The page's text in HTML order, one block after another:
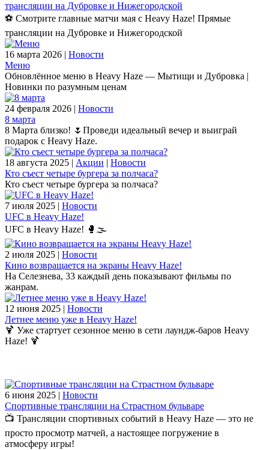
трансляции на Дубровке и Нижегородской
⚽️ Смотрите главные матчи мая с Heavy Haze! Прямые
трансляции на Дубровке и Нижегородской
16 марта 2026 | Новости
Меню
Обновлённое меню в Heavy Haze — Мытищи и Дубровка |
Новинки по разумным ценам
24 февраля 2026 | Новости
8 марта
8 Марта близко! 🌷Проведи идеальный вечер и выиграй
подарок с Heavy Haze.
18 августа 2025 | Акции | Новости
Кто съест четыре бургера за полчаса?
Кто съест четыре бургера за полчаса?
7 июля 2025 | Новости
UFC в Heavy Haze!
UFC в Heavy Haze! 🥊🌫️
2 июля 2025 | Новости
Кино возвращается на экраны Heavy Haze!
На Селезнева, 33 каждый день показывают фильмы по
жанрам.
12 июня 2025 | Новости
Летнее меню уже в Heavy Haze!
🍹 Уже стартует сезонное меню в сети лаундж-баров Heavy
Haze! 🍹
6 июня 2025 | Новости
Спортивные трансляции на Страстном бульваре
📺 Трансляции спортивных событий в Heavy Haze — это не
просто просмотр матчей, а настоящее погружение в
атмосферу игры!